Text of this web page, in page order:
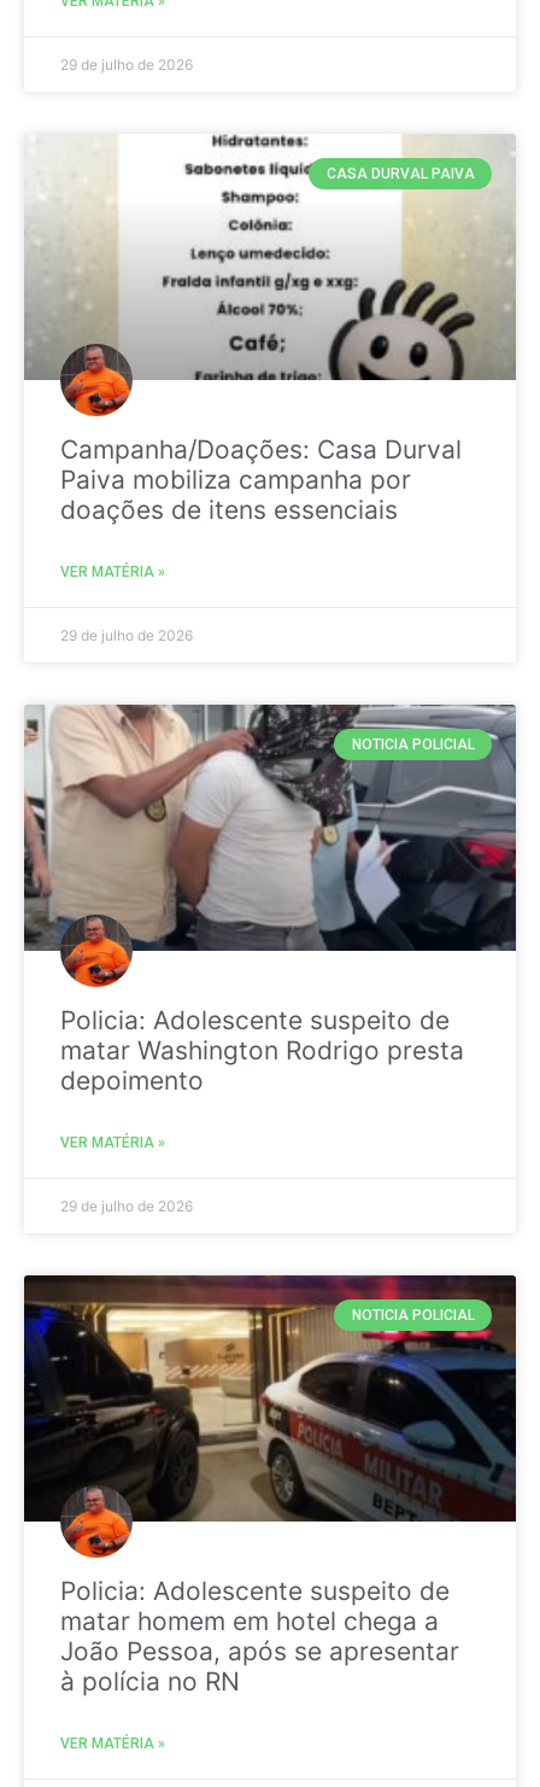
29 de julho de 2026
CASA DURVAL PAIVA
Campanha/Doações: Casa Durval
Paiva mobiliza campanha por
doações de itens essenciais
VER MATÉRIA »
29 de julho de 2026
NOTICIA POLICIAL
Policia: Adolescente suspeito de
matar Washington Rodrigo presta
depoimento
VER MATÉRIA »
29 de julho de 2026
NOTICIA POLICIAL
Policia: Adolescente suspeito de
matar homem em hotel chega a
João Pessoa, após se apresentar
à polícia no RN
VER MATÉRIA »